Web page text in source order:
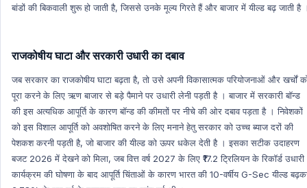
बांडों की बिकवाली शुरू हो जाती है, जिससे उनके मूल्य गिरते हैं और बाजार में यील्ड बढ़ जाती है
राजकोषीय घाटा और सरकारी उधारी का दबाव
जब सरकार का राजकोषीय घाटा बढ़ता है, तो उसे अपनी विकासात्मक परियोजनाओं और खर्चों
पूरा करने के लिए ऋण बाजार से बड़े पैमाने पर उधारी लेनी पड़ती है । बाजार में सरकारी बॉन्ड
की इस अत्यधिक आपूर्ति के कारण बॉन्ड की कीमतों पर नीचे की ओर दबाव पड़ता है । निवेशकों
को इस विशाल आपूर्ति को अवशोषित करने के लिए मनाने हेतु सरकार को उच्च ब्याज दरों की
पेशकश करनी पड़ती है, जो बाजार की यील्ड को ऊपर धकेल देती है । इसका सटीक उदाहरण
बजट 2026 में देखने को मिला, जब वित्त वर्ष 2027 के लिए ₹17.2 ट्रिलियन के रिकॉर्ड उधारी
कार्यक्रम की घोषणा के बाद आपूर्ति चिंताओं के कारण भारत की 10-वर्षीय G-Sec यील्ड